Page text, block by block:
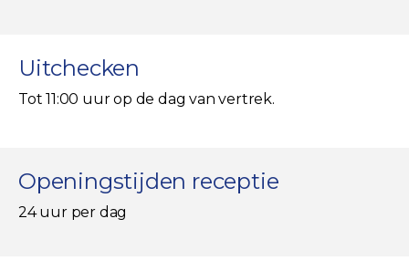
Uitchecken
Tot 11:00 uur op de dag van vertrek.
Openingstijden receptie
24 uur per dag